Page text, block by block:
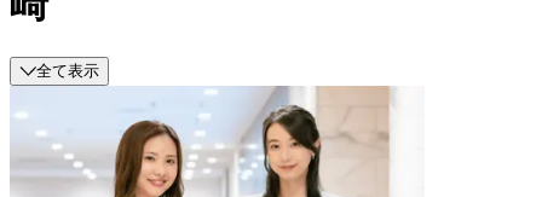
全て表示